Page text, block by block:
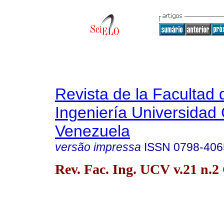
Revista de la Facultad
Ingeniería Universidad
Venezuela
versão impressa ISSN 0798-
Rev. Fac. Ing. UCV v.21